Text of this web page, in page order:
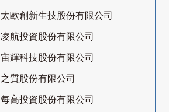
太歐創新生技股份有限公司
凌航投資股份有限公司
宙輝科技股份有限公司
之質股份有限公司
每高投資股份有限公司